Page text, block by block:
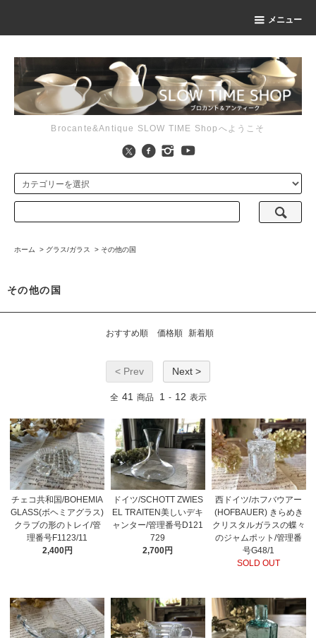
メニュー
Brocante&Antique SLOW TIME Shopへようこそ
ホーム > グラス/ガラス > その他の国
その他の国
おすすめ順 価格順 新着順
< Prev Next >
全 41 商品 1 - 12 表示
チェコ共和国/BOHEMIA
GLASS(ボヘミアグラス)
クラブの形のトレイ/管
理番号F1123/11
2,400円
ドイツ/SCHOTT ZWIES
EL TRAITEN美しいデキ
ャンター/管理番号D121
729
2,700円
西ドイツ/ホフバウアー
(HOFBAUER) きらめき
クリスタルガラスの蝶々
のジャムポット/管理番
号G48/1
SOLD OUT